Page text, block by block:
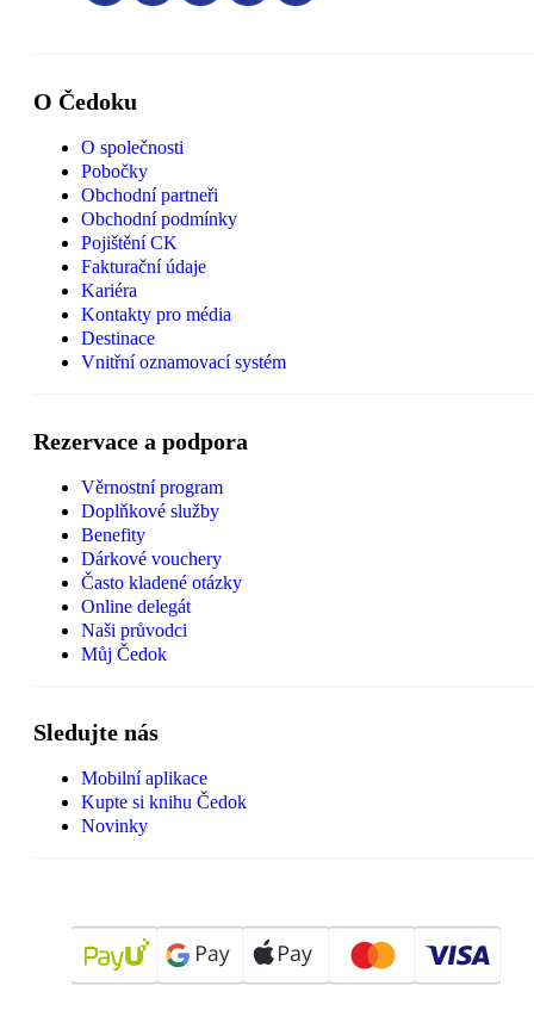
O Čedoku
O společnosti
Pobočky
Obchodní partneři
Obchodní podmínky
Pojištění CK
Fakturační údaje
Kariéra
Kontakty pro média
Destinace
Vnitřní oznamovací systém
Rezervace a podpora
Věrnostní program
Doplňkové služby
Benefity
Dárkové vouchery
Často kladené otázky
Online delegát
Naši průvodci
Můj Čedok
Sledujte nás
Mobilní aplikace
Kupte si knihu Čedok
Novinky